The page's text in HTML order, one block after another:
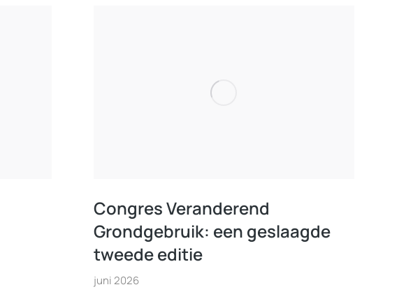
Congres Veranderend
Grondgebruik: een geslaagde
tweede editie
juni 2026